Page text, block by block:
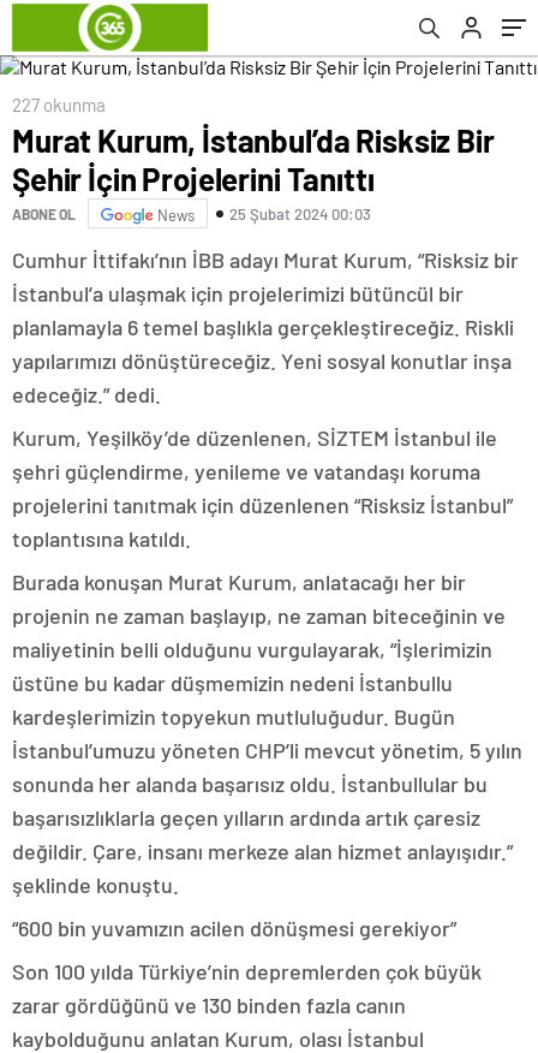
227 okunma
Murat Kurum, İstanbul’da Risksiz Bir
Şehir İçin Projelerini Tanıttı
ABONE OL News 25 Şubat 2024 00:03
Cumhur İttifakı’nın İBB adayı Murat Kurum, “Risksiz bir
İstanbul’a ulaşmak için projelerimizi bütüncül bir
planlamayla 6 temel başlıkla gerçekleştireceğiz. Riskli
yapılarımızı dönüştüreceğiz. Yeni sosyal konutlar inşa
edeceğiz.” dedi.
Kurum, Yeşilköy’de düzenlenen, SİZTEM İstanbul ile
şehri güçlendirme, yenileme ve vatandaşı koruma
projelerini tanıtmak için düzenlenen “Risksiz İstanbul”
toplantısına katıldı.
Burada konuşan Murat Kurum, anlatacağı her bir
projenin ne zaman başlayıp, ne zaman biteceğinin ve
maliyetinin belli olduğunu vurgulayarak, “İşlerimizin
üstüne bu kadar düşmemizin nedeni İstanbullu
kardeşlerimizin topyekun mutluluğudur. Bugün
İstanbul’umuzu yöneten CHP’li mevcut yönetim, 5 yılın
sonunda her alanda başarısız oldu. İstanbullular bu
başarısızlıklarla geçen yılların ardında artık çaresiz
değildir. Çare, insanı merkeze alan hizmet anlayışıdır.”
şeklinde konuştu.
“600 bin yuvamızın acilen dönüşmesi gerekiyor”
Son 100 yılda Türkiye’nin depremlerden çok büyük
zarar gördüğünü ve 130 binden fazla canın
kaybolduğunu anlatan Kurum, olası İstanbul